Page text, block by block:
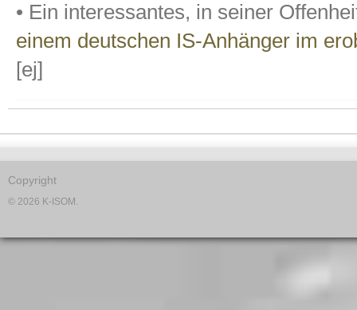
• Ein interessantes, in seiner
einem deutschen IS-Anhänger im
[ej]
Copyright
© 2026 K-ISOM.